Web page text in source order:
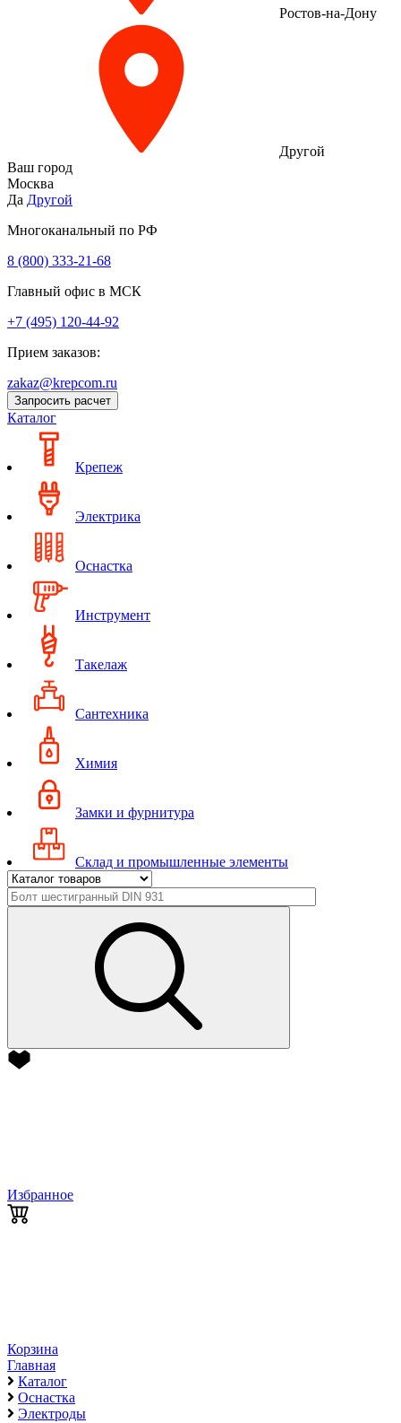
Ростов-на-Дону
Другой
Ваш город
Москва
Да Другой
Многоканальный по РФ
8 (800) 333‑21-68
Главный офис в МСК
+7 (495) 120-44-92
Прием заказов:
zakaz@krepcom.ru
Запросить расчет
Каталог
Крепеж
Электрика
Оснастка
Инструмент
Такелаж
Сантехника
Химия
Замки и фурнитура
Склад и промышленные элементы
Избранное
Корзина
Главная
Каталог
Оснастка
Электроды